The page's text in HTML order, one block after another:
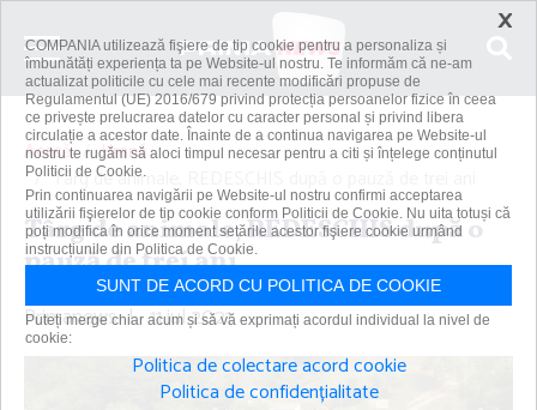
Acasă
Hrană
Târg de animale, REDESCHIS după o pauză de trei ani
Târg de animale, REDESCHIS după o
pauză de trei ani
Primanews | 11 iul 2021
×
COMPANIA utilizează fişiere de tip cookie pentru a personaliza și
îmbunătăți experiența ta pe Website-ul nostru. Te informăm că ne-am
actualizat politicile cu cele mai recente modificări propuse de
Regulamentul (UE) 2016/679 privind protecția persoanelor fizice în ceea
ce privește prelucrarea datelor cu caracter personal și privind libera
circulație a acestor date. Înainte de a continua navigarea pe Website-ul
nostru te rugăm să aloci timpul necesar pentru a citi și înțelege conținutul
Politicii de Cookie.
Prin continuarea navigării pe Website-ul nostru confirmi acceptarea
utilizării fişierelor de tip cookie conform Politicii de Cookie. Nu uita totuși că
poți modifica în orice moment setările acestor fişiere cookie urmând
instrucțiunile din Politica de Cookie.
SUNT DE ACORD CU POLITICA DE COOKIE
Puteți merge chiar acum și să vă exprimați acordul individual la nivel de
cookie:
Politica de colectare acord cookie
Politica de confidențialitate